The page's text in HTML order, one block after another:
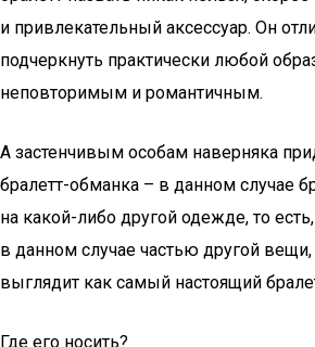
и привлекательный аксессуар. Он
подчеркнуть практически любой
неповторимым и романтичным.
А застенчивым особам наверняка
бралетт-обманка – в данном случае
на какой-либо другой одежде, то
в данном случае частью другой
выглядит как самый настоящий
Где его носить?